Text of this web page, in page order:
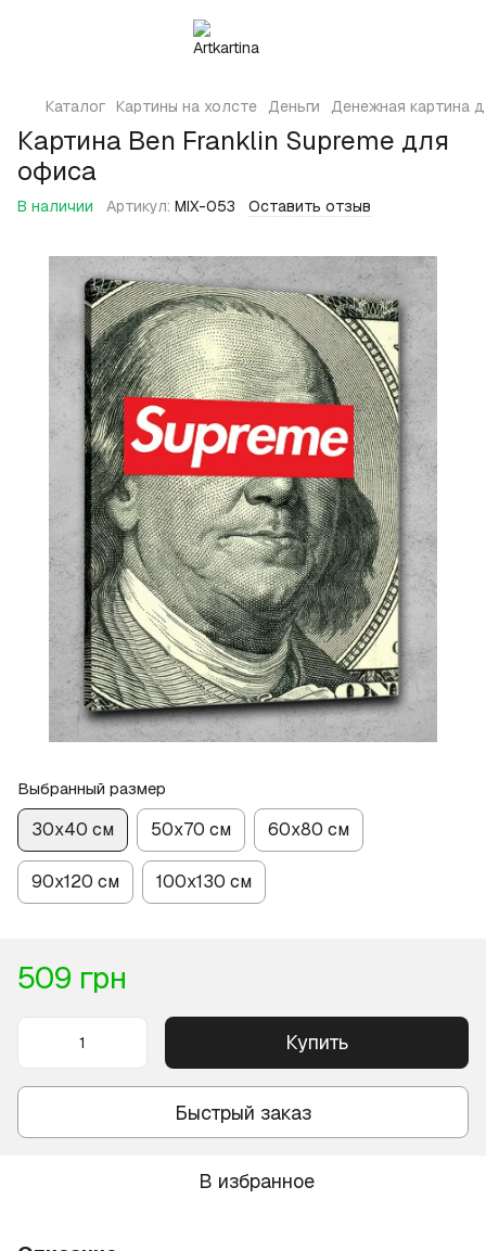
Каталог Картины на холсте Деньги Денежная картина
Картина Ben Franklin Supreme для
офиса
В наличии Артикул: MIX-053 Оставить отзыв
Выбранный размер
30х40 см 50х70 см 60х80 см
90х120 см 100х130 см
509 грн
Купить
Быстрый заказ
В избранное